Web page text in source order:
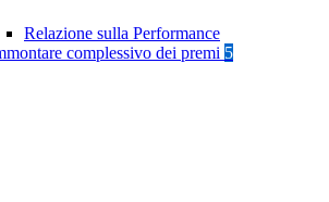
Relazione sulla Performance
complessivo dei premi 5